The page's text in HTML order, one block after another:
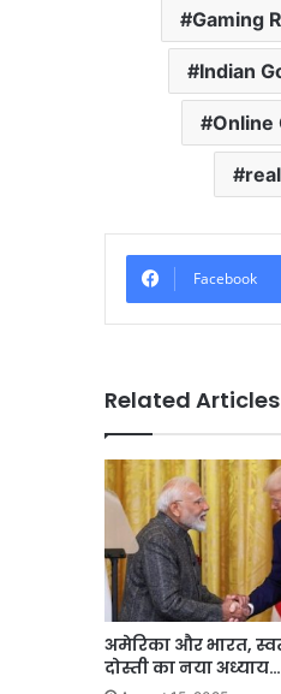
Gaming
Indian
Online
Facebook
Related Articles
अमेरिका और भारत,
दोस्ती का नया अध्याय…